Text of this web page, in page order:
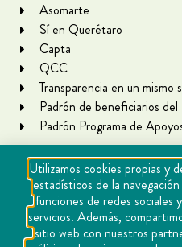
Asomarte
Sí en Querétaro
Capta
QCC
Transparencia en un mismo
Padrón de beneficiarios
Padrón Programa de
Utilizamos cookies propias y
estadísticos de la
funciones de redes sociales
servicios. Además,
sitio web con nuestros